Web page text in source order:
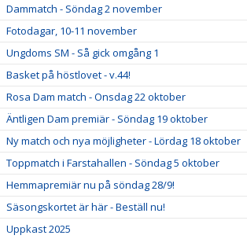
Dammatch - Söndag 2 november
Fotodagar, 10-11 november
Ungdoms SM - Så gick omgång 1
Basket på höstlovet - v.44!
Rosa Dam match - Onsdag 22 oktober
Äntligen Dam premiär - Söndag 19 oktober
Ny match och nya möjligheter - Lördag 18 oktober
Toppmatch i Farstahallen - Söndag 5 oktober
Hemmapremiär nu på söndag 28/9!
Säsongskortet är här - Beställ nu!
Uppkast 2025